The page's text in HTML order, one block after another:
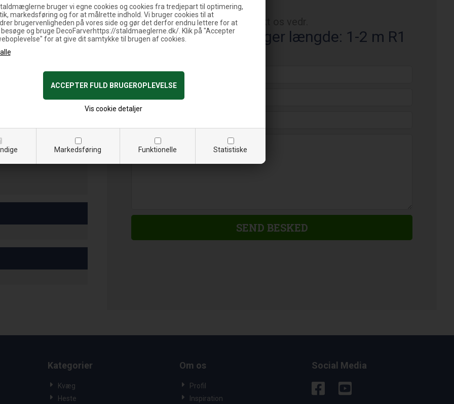
bruger vi egne cookies og cookies fra tredjepart til optimering,
markedsføring og for at målrette indhold. Vi bruger cookies til at
brugervenligheden på vores side og gør det derfor endnu lettere for at
og bruge DecoFarverhttps://staldmaeglerne.dk/. Klik på "Accepter
for at give dit samtykke til brugen af cookies.
Markedsføring Funktionelle Statistiske
Vis cookie detaljer
(mangler et bøjet
Kontakt os vedr.
Brugte kirkestolslåger længde: 1-2 m R1
Kategorier
Kvæg
Heste
Om os
Profil
Inspiration
Social Media